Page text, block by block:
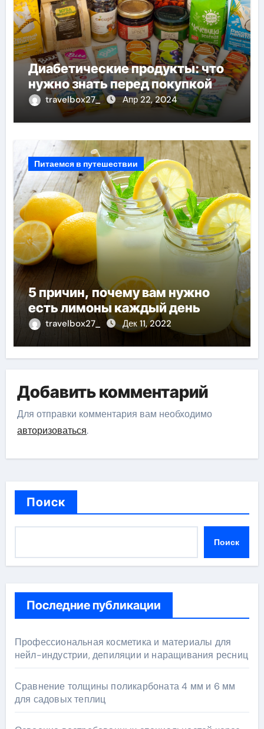
Диабетические продукты: что
нужно знать перед покупкой
travelbox27_ Апр 22, 2024
Питаемся в путешествии
5 причин, почему вам нужно
есть лимоны каждый день
travelbox27_ Дек 11, 2022
Добавить комментарий
Для отправки комментария вам необходимо
авторизоваться.
Поиск
Поиск
Последние публикации
Профессиональная косметика и материалы для
нейл-индустрии, депиляции и наращивания ресниц
Сравнение толщины поликарбоната 4 мм и 6 мм
для садовых теплиц